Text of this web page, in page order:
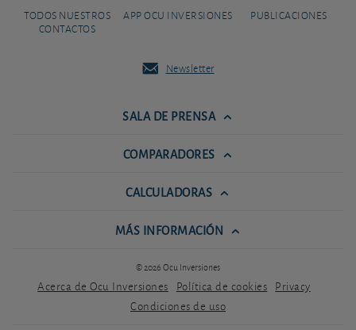
TODOS NUESTROS
CONTACTOS
APP OCU INVERSIONES PUBLICACIONES
Newsletter
SALA DE PRENSA
COMPARADORES
CALCULADORAS
MÁS INFORMACIÓN
© 2026 Ocu Inversiones
Acerca de Ocu Inversiones Política de cookies Privacy
Condiciones de uso